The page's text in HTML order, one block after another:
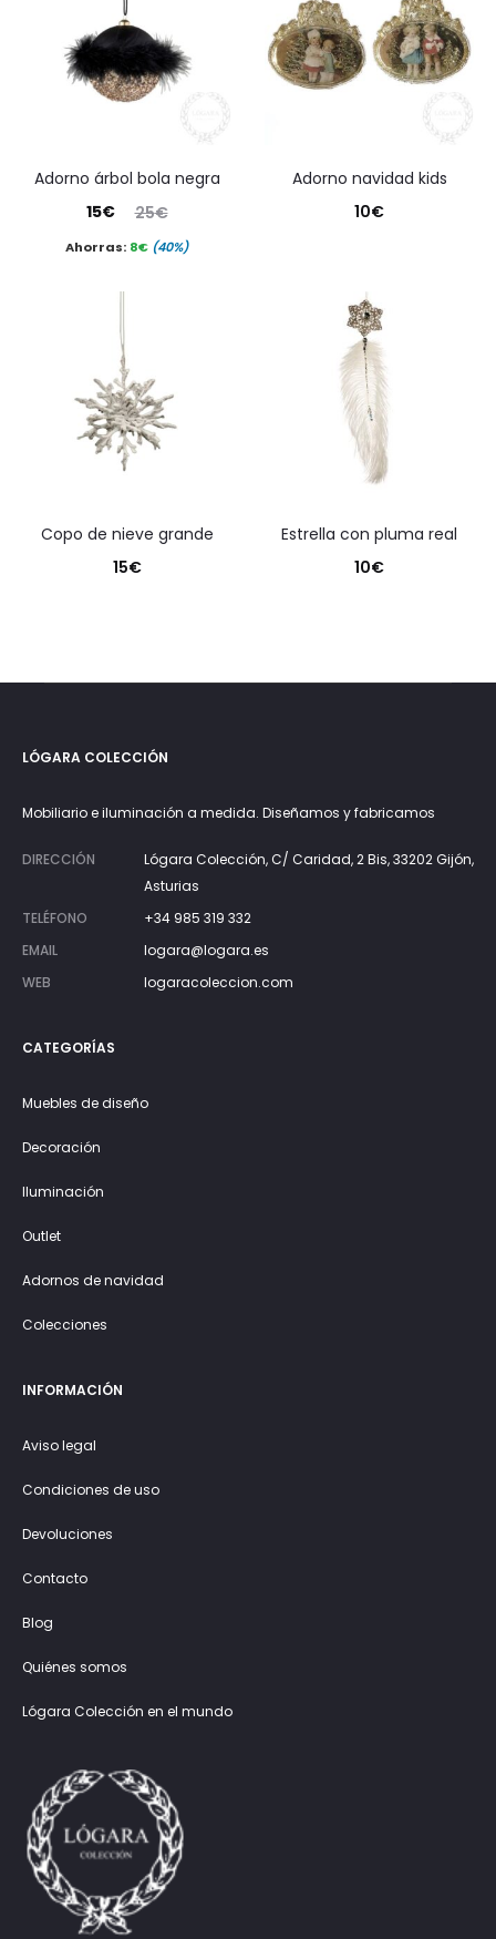
adorno árbol bola negra
25€
El
precio
15€
El
precioAhorras: 8€ (40%)
adorno navidad kids
10€
copo de nieve grande
15€
estrella con pluma real
10€
LÓGARA COLECCIÓN
Mobiliario e iluminación a medida. Diseñamos y fabricamos
DIRECCIÓN
Lógara Colección, C/ Caridad, 2 Bis, 33202 Gijón,
Asturias
TELÉFONO
+34 985 319 332
EMAIL
logara@logara.es
WEB
logaracoleccion.com
CATEGORÍAS
Muebles de diseño
Decoración
Iluminación
Outlet
Adornos de navidad
Colecciones
INFORMACIÓN
Aviso legal
Condiciones de uso
Devoluciones
Contacto
Blog
Quiénes somos
Lógara Colección en el mundo